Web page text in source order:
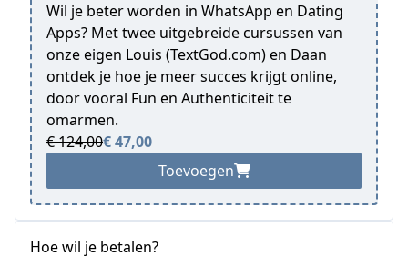
Wil je beter worden in WhatsApp en Dating
Apps? Met twee uitgebreide cursussen van
onze eigen Louis (TextGod.com) en Daan
ontdek je hoe je meer succes krijgt online,
door vooral Fun en Authenticiteit te
omarmen.
€ 124,00€ 47,00
Toevoegen
Hoe wil je betalen?